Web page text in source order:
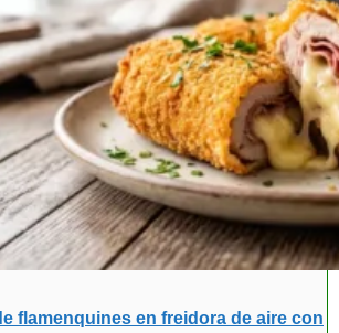
flamenquines en freidora de aire con